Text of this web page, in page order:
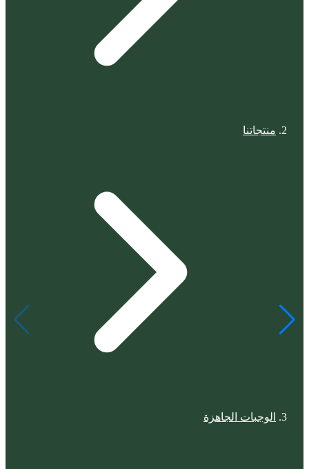
منتجاتنا
الوجبات الجاهزة